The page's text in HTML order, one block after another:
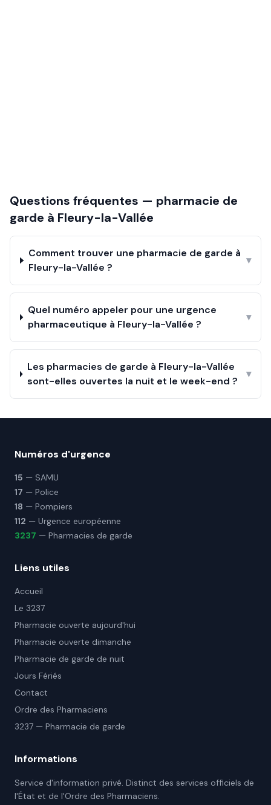
Questions fréquentes — pharmacie de
garde à Fleury-la-Vallée
Comment trouver une pharmacie de garde à
Fleury-la-Vallée ?
▾
Quel numéro appeler pour une urgence
pharmaceutique à Fleury-la-Vallée ?
▾
Les pharmacies de garde à Fleury-la-Vallée
sont-elles ouvertes la nuit et le week-end ?
▾
Numéros d'urgence
15 — SAMU
17 — Police
18 — Pompiers
112 — Urgence européenne
3237 — Pharmacies de garde
Liens utiles
Accueil
Le 3237
Pharmacie ouverte aujourd'hui
Pharmacie ouverte dimanche
Pharmacie de garde de nuit
Jours Fériés
Contact
Ordre des Pharmaciens
3237 — Pharmacie de garde
Informations
Service d'information privé. Distinct des services officiels de
l'État et de l'Ordre des Pharmaciens.